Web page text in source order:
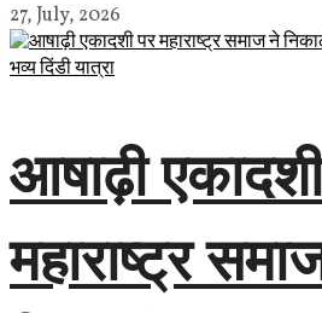
27, July, 2026
आषाढ़ी
महाराष्ट्र